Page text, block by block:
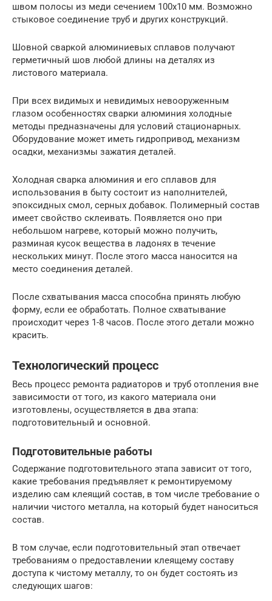
швом полосы из меди сечением 100х10 мм. Возможно
стыковое соединение труб и других конструкций.
Шовной сваркой алюминиевых сплавов получают
герметичный шов любой длины на деталях из
листового материала.
При всех видимых и невидимых невооруженным
глазом особенностях сварки алюминия холодные
методы предназначены для условий стационарных.
Оборудование может иметь гидропривод, механизм
осадки, механизмы зажатия деталей.
Холодная сварка алюминия и его сплавов для
использования в быту состоит из наполнителей,
эпоксидных смол, серных добавок. Полимерный состав
имеет свойство склеивать. Появляется оно при
небольшом нагреве, который можно получить,
разминая кусок вещества в ладонях в течение
нескольких минут. После этого масса наносится на
место соединения деталей.
После схватывания масса способна принять любую
форму, если ее обработать. Полное схватывание
происходит через 1-8 часов. После этого детали можно
красить.
Технологический процесс
Весь процесс ремонта радиаторов и труб отопления вне
зависимости от того, из какого материала они
изготовлены, осуществляется в два этапа:
подготовительный и основной.
Подготовительные работы
Содержание подготовительного этапа зависит от того,
какие требования предъявляет к ремонтируемому
изделию сам клеящий состав, в том числе требование о
наличии чистого металла, на который будет наноситься
состав.
В том случае, если подготовительный этап отвечает
требованиям о предоставлении клеящему составу
доступа к чистому металлу, то он будет состоять из
следующих шагов: